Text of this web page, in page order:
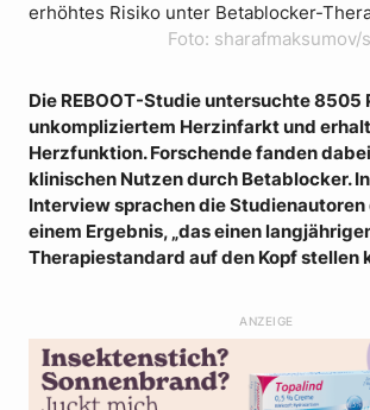
erhöhtes Risiko unter Betablocker-
Foto: sharafmaksumov/
Die REBOOT-Studie untersuchte 8505
unkompliziertem Herzinfarkt und
Herzfunktion. Forschende fanden
klinischen Nutzen durch Betablocker.
Interview sprachen die Studienautoren
einem Ergebnis, „das einen
Therapiestandard auf den Kopf stellen
ANZEIGE